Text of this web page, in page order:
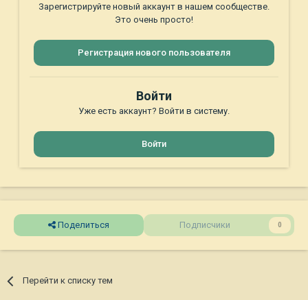
Зарегистрируйте новый аккаунт в нашем сообществе.
Это очень просто!
Регистрация нового пользователя
Войти
Уже есть аккаунт? Войти в систему.
Войти
Поделиться Подписчики 0
Перейти к списку тем